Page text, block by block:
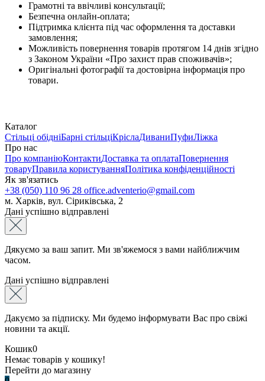
Грамотні та ввічливі консультації;
Безпечна онлайн-оплата;
Підтримка клієнта під час оформлення та доставки
замовлення;
Можливість повернення товарів протягом 14 днів згідно
з Законом України «Про захист прав споживачів»;
Оригінальні фотографії та достовірна інформація про
товари.
Каталог
Стільці обідніБарні стільціКріслаДиваниПуфиЛіжка
Про нас
Про компаніюКонтактиДоставка та оплатаПовернення
товаруПравила користуванняПолітика конфіденційності
Як зв'язатись
+38 (050) 110 96 28 office.adventerio@gmail.com
м. Харків, вул. Сіриківська, 2
Дані успішно відправлені
Дякуємо за ваш запит. Ми зв'яжемося з вами найближчим
часом.
Дані успішно відправлені
Дакуємо за підписку. Ми будемо інформувати Вас про свіжі
новини та акції.
Кошик0
Немає товарів у кошику!
Перейти до магазину